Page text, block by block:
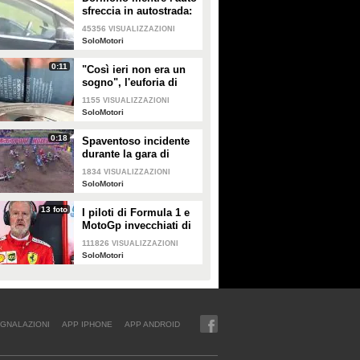
sfreccia in autostrada:
le immagini della Tesla
che fanno il giro del
45356 VISUALIZZAZIONI
SoloMotori
0:11
"Così ieri non era un
sogno", l'euforia di
Leclerc il giorno dopo
la vittoria a Monza
1155 VISUALIZZAZIONI
SoloMotori
0:18
Spaventoso incidente
durante la gara di
motocross
1834 VISUALIZZAZIONI
SoloMotori
13 foto
I piloti di Formula 1 e
MotoGp invecchiati di
30 anni
111826 VISUALIZZAZIONI
SoloMotori
APP IPHONE APP ANDROID